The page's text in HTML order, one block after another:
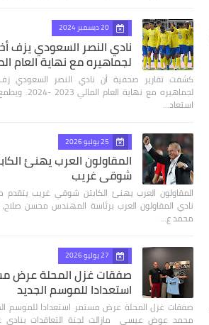
20 ديسمبر 2024
نادي النصر السعودي يزف
لجماهيره مع نهاية العام
كشفت تقارير صحفية أن نادي النصر السعودي زف
لجماهيره مع نهاية
استعاد…
25 يوليو 2026
المقاولون العرب يهنئ
شوقي غريب
المقاولون العرب يهنئ الكابتن شوقي غريب يتقدم
نادي المقاولون العرب برئاسة المهندس محسن
محمد ع…
27 يوليو 2026
صفقات غزل المحلة عرض
استعدادا للموسم الجديد
صفقات غزل المحلة عرض مستمر استعدادا للموسم
محمد عوض عيسى مازالت لجنة التعاقدات بنادي